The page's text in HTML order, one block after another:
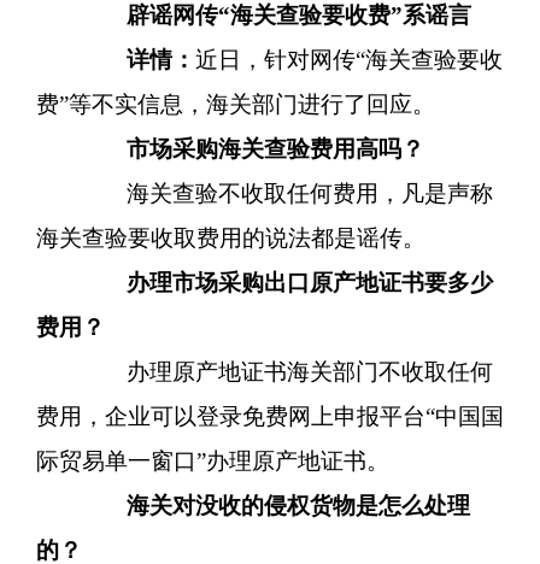
辟谣网传“海关查验要收费”系谣言
详情：近日，针对网传“海关查验要收
费”等不实信息，海关部门进行了回应。
市场采购海关查验费用高吗？
海关查验不收取任何费用，凡是声称
海关查验要收取费用的说法都是谣传。
办理市场采购出口原产地证书要多少
费用？
办理原产地证书海关部门不收取任何
费用，企业可以登录免费网上申报平台“中国国
际贸易单一窗口”办理原产地证书。
海关对没收的侵权货物是怎么处理
的？